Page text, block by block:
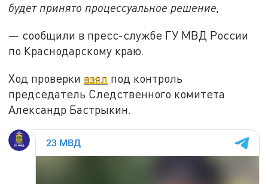
будет принято процессуальное решение,
— сообщили в пресс-службе ГУ МВД России
по Краснодарскому краю.
Ход проверки взял под контроль
председатель Следственного комитета
Александр Бастрыкин.